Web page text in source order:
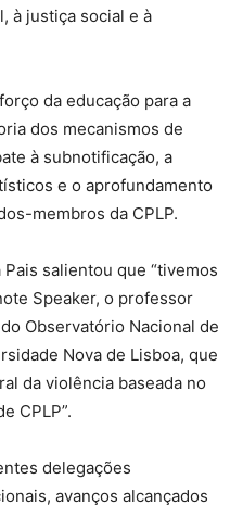
à justiça social e à
da educação para a
dos mecanismos de
à subnotificação, a
e o aprofundamento
membros da CPLP.
salientou que “tivemos
Speaker, o professor
Observatório Nacional de
Nova de Lisboa, que
da violência baseada no
CPLP”.
delegações
avanços alcançados